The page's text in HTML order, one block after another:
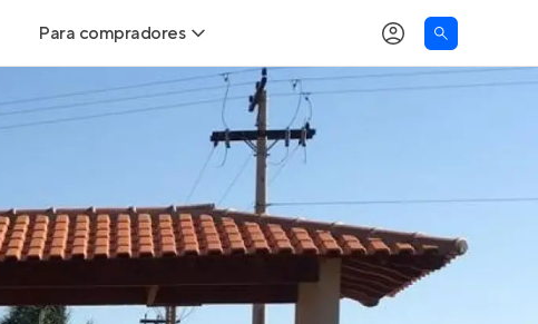
Para compradores
Buscar um imóvel novo
Calcule seu Poder de Compra
Comprar x Alugar
Correção do INCC